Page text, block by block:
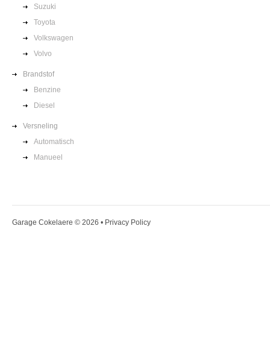
Suzuki
Toyota
Volkswagen
Volvo
Brandstof
Benzine
Diesel
Versneling
Automatisch
Manueel
Garage Cokelaere © 2026 • Privacy Policy